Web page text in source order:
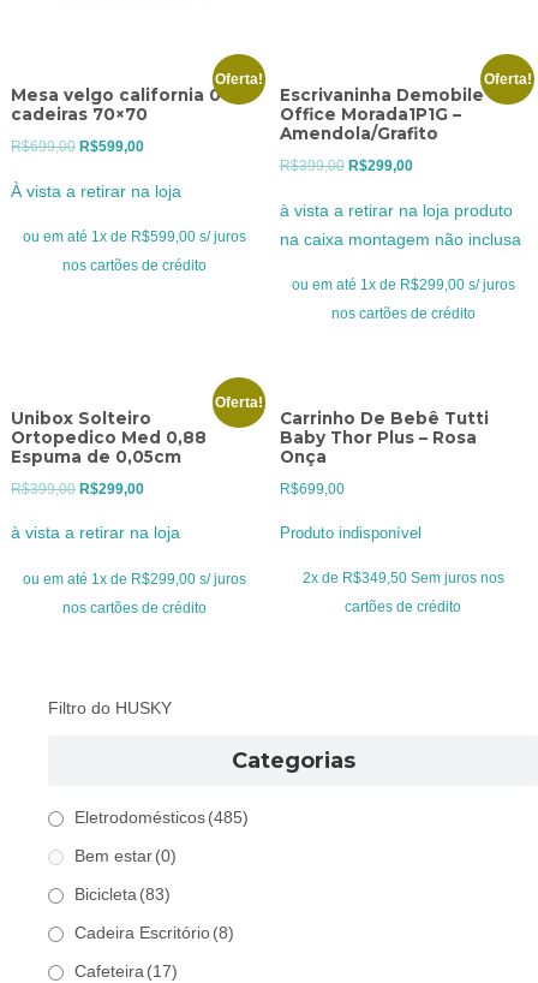
Oferta!
Mesa velgo california 04
cadeiras 70×70
R$699,00 O
original
era:
R$699,00.
R$599,00O
atual
é:
R$599,00.
À vista a retirar na loja
ou em até 1x de R$599,00 s/ juros
nos cartões de crédito
Oferta!
Escrivaninha Demobile
Office Morada1P1G –
Amendola/Grafito
R$399,00 O
original
era:
R$399,00.
R$299,00O
atual
é:
R$299,00.
à vista a retirar na loja produto
na caixa montagem não inclusa
ou em até 1x de R$299,00 s/ juros
nos cartões de crédito
Oferta!
Unibox Solteiro
Ortopedico Med 0,88
Espuma de 0,05cm
R$399,00 O
era:
R$399,00.
R$299,00O
atual
é:
R$299,00.
à vista a retirar na loja
ou em até 1x de R$299,00 s/ juros
nos cartões de crédito
Carrinho De Bebê Tutti
Baby Thor Plus – Rosa
Onça
R$699,00
Produto indisponível
2x de R$349,50 Sem juros nos
cartões de crédito
Filtro do HUSKY
Categorias
Eletrodomésticos (485)
Bem estar (0)
Bicicleta (83)
Cadeira Escritório (8)
Cafeteira (17)